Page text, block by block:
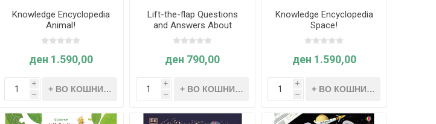
Knowledge Encyclopedia
Animal!
ден 1.590,00
i
h
Lift-the-flap Questions
and Answers About
Recycling and Rubbish
(Age 5+)
ден 790,00
i
h
Knowledge Encyclopedia
Space!
ден 1.590,00
i
h